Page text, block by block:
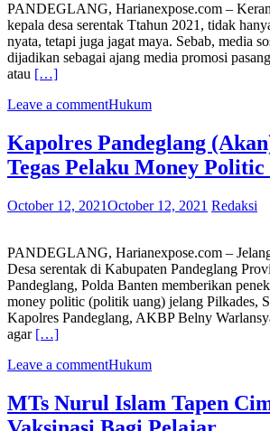
PANDEGLANG, Harianexpose.com –
kepala desa serentak Ttahun 2021, tidak
nyata, tetapi juga jagat maya. Sebab, media
dijadikan sebagai ajang media promosi
atau […]
Leave a commentHukum
Kapolres Pandeglang
Tegas Pelaku Money
October 12, 2021October 12, 2021 Redaksi
PANDEGLANG, Harianexpose.com –
Desa serentak di Kabupaten Pandeglang
Pandeglang, Polda Banten memberikan
money politic (politik uang) jelang Pilkades,
Kapolres Pandeglang, AKBP Belny
agar […]
Leave a commentHukum
MTs Nurul Islam Tapen